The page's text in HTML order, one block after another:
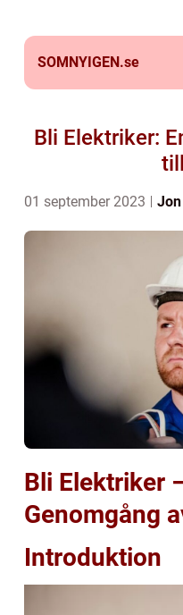
SOMNYIGEN.se
Bli Elektriker:
01 september 2023
Bli Elektriker
Genomgång
Introduktion